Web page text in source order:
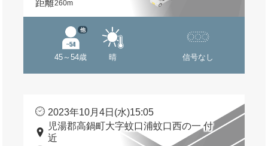
距離260m
45～54歳
他
晴 信号なし
2023年10月4日(水)15:05
児湯郡高鍋町大字蚊口浦蚊口西の一 付
近